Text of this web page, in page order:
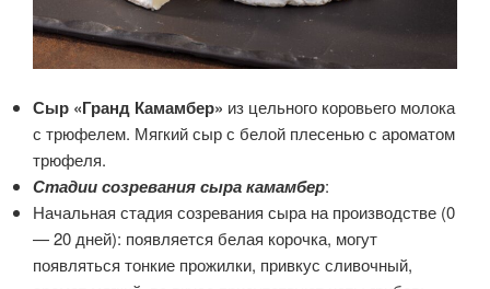
Сыр «Гранд Камамбер» из цельного коровьего молока
с трюфелем. Мягкий сыр с белой плесенью с ароматом
трюфеля.
Стадии созревания сыра камамбер:
Начальная стадия созревания сыра на производстве (0
— 20 дней): появляется белая корочка, могут
появляться тонкие прожилки, привкус сливочный,